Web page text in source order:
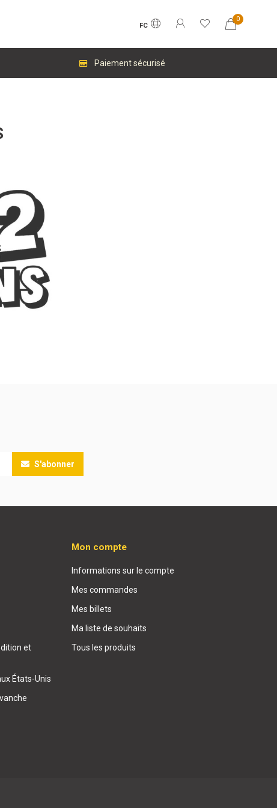
FC
0
Paiement sécurisé
S'abonner
et
États-Unis
Mon compte
Informations sur le compte
Mes commandes
Mes billets
Ma liste de souhaits
Tous les produits